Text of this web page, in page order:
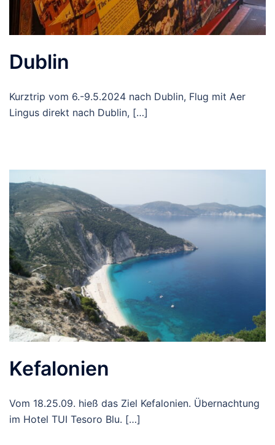
Dublin
Kurztrip vom 6.-9.5.2024 nach Dublin, Flug mit Aer
Lingus direkt nach Dublin, […]
Kefalonien
Vom 18.25.09. hieß das Ziel Kefalonien. Übernachtung
im Hotel TUI Tesoro Blu. […]